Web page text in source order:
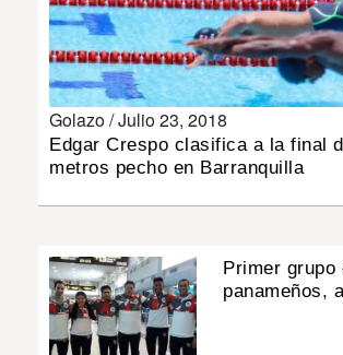
Golazo /Julio 23, 2018
Edgar Crespo clasifica a la final
metros pecho en Barranquilla
Primer grupo
panameños,